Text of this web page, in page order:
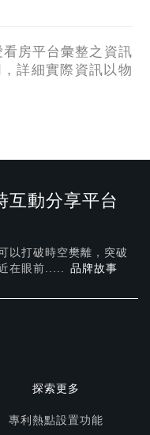
房平台彙整之資訊
詳細實際資訊以物
互動分享平台
以打破時空樊離，突破
在眼前..... 品牌故事
探索更多
專利熱點設置功能